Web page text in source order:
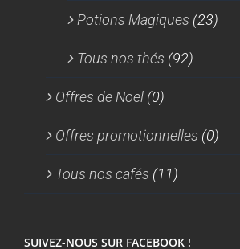
Potions Magiques (23)
Tous nos thés (92)
Offres de Noel (0)
Offres promotionnelles (0)
Tous nos cafés (11)
SUIVEZ-NOUS SUR FACEBOOK !